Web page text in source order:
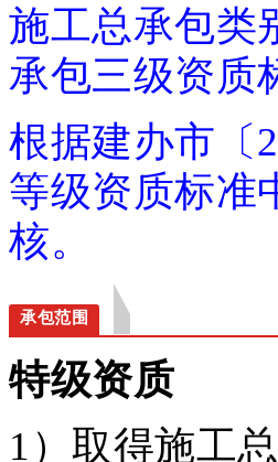
施工总承包类
承包三级资质
根据建办市〔
等级资质标准
核。
承包范围
特级资质
1）取得施工